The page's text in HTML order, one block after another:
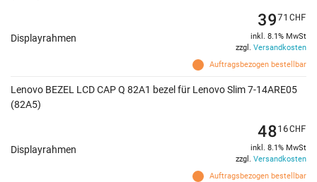
Displayrahmen
Auftragsbezogen bestellbar
3971 CHF
inkl. 8.1% MwSt
zzgl. Versandkosten
Lenovo BEZEL LCD CAP Q 82A1 bezel für Lenovo Slim 7-14ARE05
(82A5)
Displayrahmen
Auftragsbezogen bestellbar
4816CHF
inkl. 8.1% MwSt
zzgl. Versandkosten